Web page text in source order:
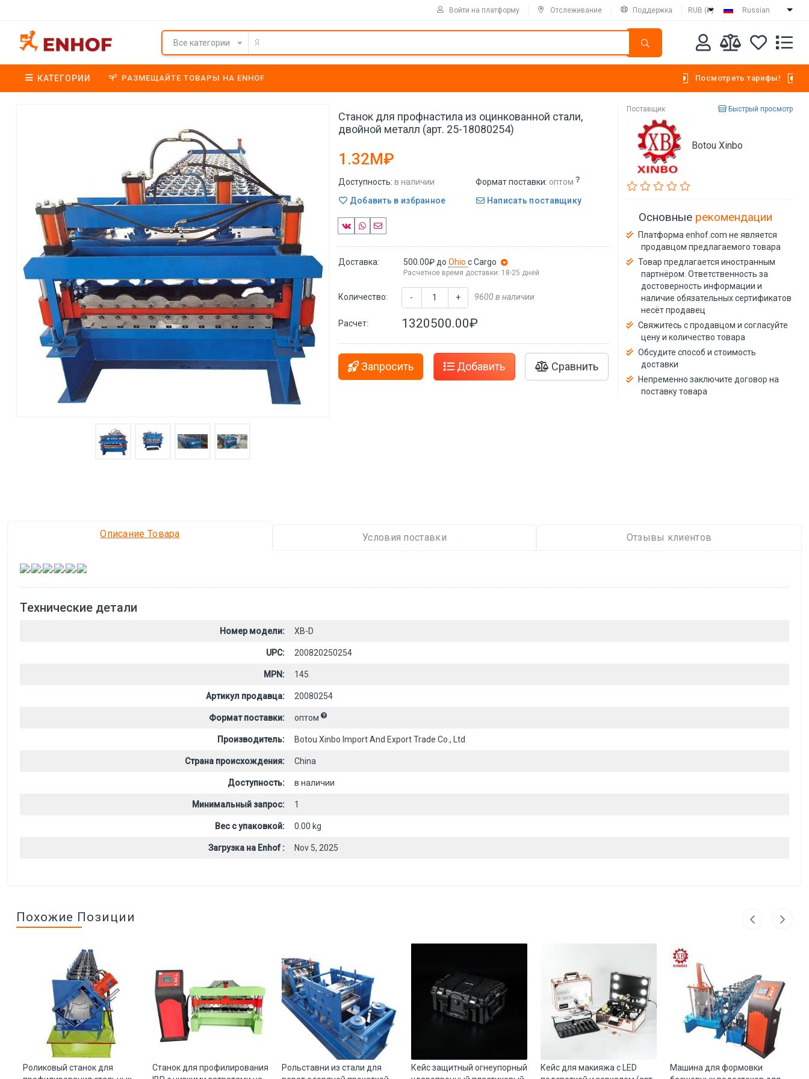
Войти на платформу Отслеживание Поддержка RUB (₽) Russian
Все категории
КАТЕГОРИИ РАЗМЕЩАЙТЕ ТОВАРЫ НА ENHOF Посмотреть тарифы!
Станок для профнастила из оцинкованной стали,
двойной металл (арт. 25-18080254)
1.32M₽
Доступность: в наличии Формат поставки: оптом
Добавить в избранное
Написать поставщику
Доставка: 500.00₽ доOhioс Cargo
Расчетное время доставки: 18-25 дней
Количество: - + 9600 в наличии
Расчет: 1320500.00₽
Запросить Добавить Сравнить
Поставщик Быстрый просмотр
Botou Xinbo
Основные рекомендации
Платформа enhof.com не является
продавцом предлагаемого товара
Товар предлагается иностранным
партнёром. Ответственность за
достоверность информации и
наличие обязательных сертификатов
несёт продавец
Свяжитесь с продавцом и согласуйте
цену и количество товара
Обсудите способ и стоимость
доставки
Непременно заключите договор на
поставку товара
Описание Товара Условия поставки Отзывы клиентов
, , , , ,
Технические детали
Номер модели: XB-D
UPC: 200820250254
MPN: 145
Артикул продавца: 20080254
Формат поставки: оптом
Производитель: Botou Xinbo Import And Export Trade Co., Ltd
Страна происхождения: China
Доступность: в наличии
Минимальный запрос: 1
Вес с упаковкой: 0.00 kg
Загрузка на Enhof : Nov 5, 2025
Похожие Позиции
Роликовый станок для
Станок для профилирования
Рольставни из стали для
Кейс защитный огнеупорный
Кейс для макияжа с LED
Машина для формовки